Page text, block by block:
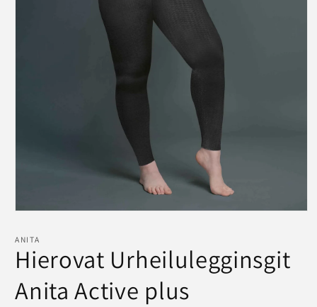
1
ikkunassa
ANITA
Hierovat Urheilulegginsgit
Anita Active plus